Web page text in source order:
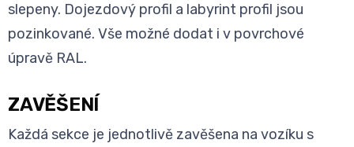
slepeny. Dojezdový profil a labyrint profil jsou
pozinkované. Vše možné dodat i v povrchové
úpravě RAL.
ZAVĚŠENÍ
Každá sekce je jednotlivě zavěšena na vozíku s